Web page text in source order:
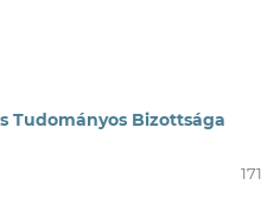
Tudományos Bizottsága